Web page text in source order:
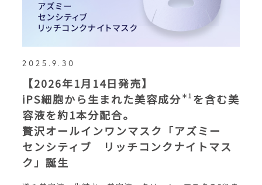
2025.9.30
【2026年1月14日発売】
iPS細胞から生まれた美容成分 ＊1 を含む美
容液を約1本分配合。
贅沢オールインワンマスク「アズミー
センシティブ リッチコンクナイトマス
ク」誕生